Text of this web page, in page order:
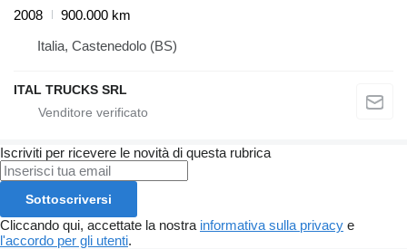
2008
900.000 km
Italia, Castenedolo (BS)
ITAL TRUCKS SRL
Iscriviti per ricevere le novità di questa rubrica
Sottoscriversi
Cliccando qui, accettate la nostra informativa sulla privacy e
l'accordo per gli utenti.